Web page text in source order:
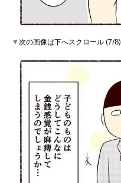
▼次の画像は下へスクロール (7/8)